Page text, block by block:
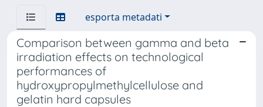
esporta metadati
Comparison between gamma and beta
irradiation effects on technological
performances of
hydroxypropylmethylcellulose and
gelatin hard capsules